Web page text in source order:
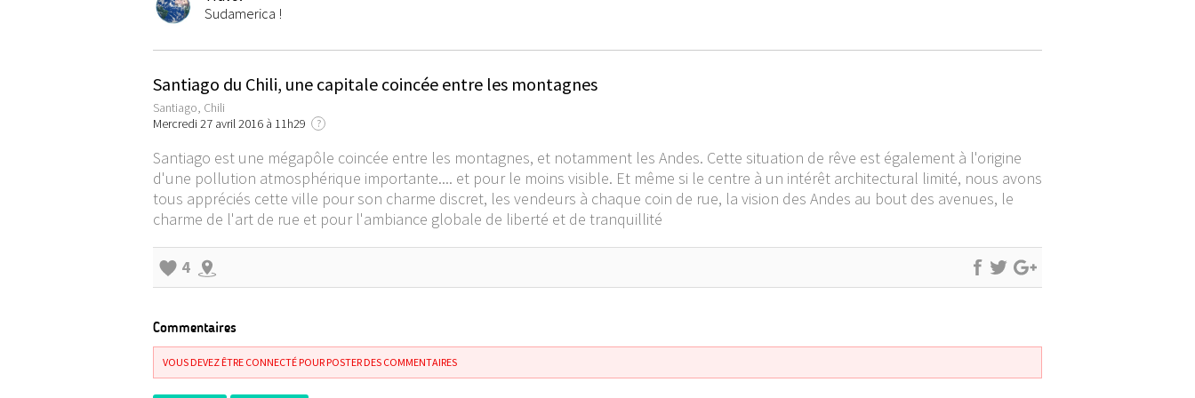
Sudamerica !
Santiago du Chili, une capitale coincée entre les montagnes
Santiago, Chili
Mercredi 27 avril 2016 à 11h29
?
Santiago est une mégapôle coincée entre les montagnes, et notamment les Andes. Cette situation de rêve est également à l'origine
d'une pollution atmosphérique importante.... et pour le moins visible. Et même si le centre à un intérêt architectural limité, nous avons
tous appréciés cette ville pour son charme discret, les vendeurs à chaque coin de rue, la vision des Andes au bout des avenues, le
charme de l'art de rue et pour l'ambiance globale de liberté et de tranquillité
4
Commentaires
VOUS DEVEZ ÊTRE CONNECTÉ POUR POSTER DES COMMENTAIRES